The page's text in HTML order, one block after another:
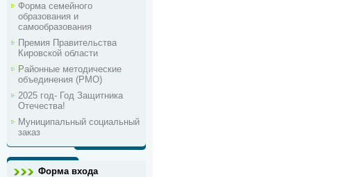
Форма семейного
образования и
самообразования
Премия Правительства
Кировской области
Районные методические
объединения (РМО)
2025 год- Год Защитника
Отечества!
Муниципальный социальный
заказ
Форма входа